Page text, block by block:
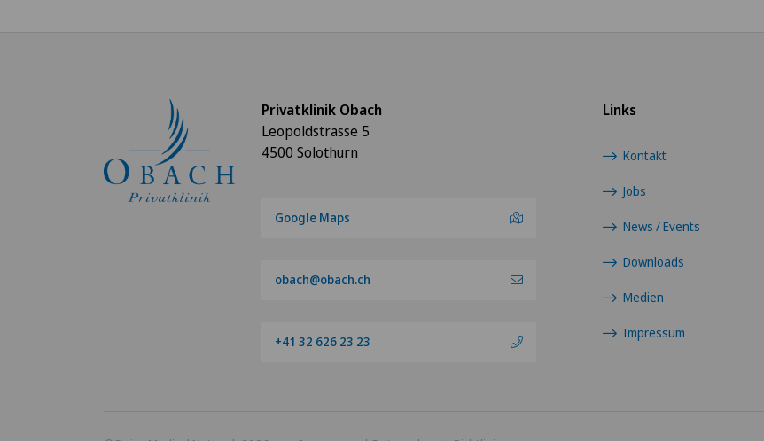
Links
Kontakt
Jobs
News / Events
Downloads
Medien
Impressum
Privatklinik Obach
Leopoldstrasse 5
4500 Solothurn
Google Maps
obach@obach.ch
+41 32 626 23 23